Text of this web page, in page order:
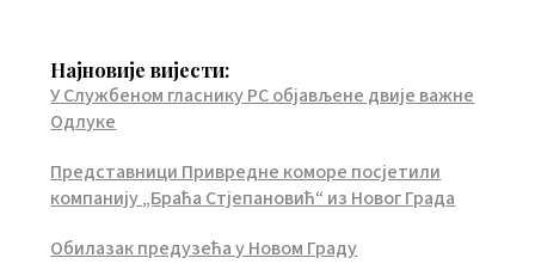
Најновије вијести:
У Службеном гласнику РС објављене двије важне
Одлуке
Представници Привредне коморе посјетили
компанију „Браћа Стјепановић“ из Новог Града
Обилазак предузећа у Новом Граду